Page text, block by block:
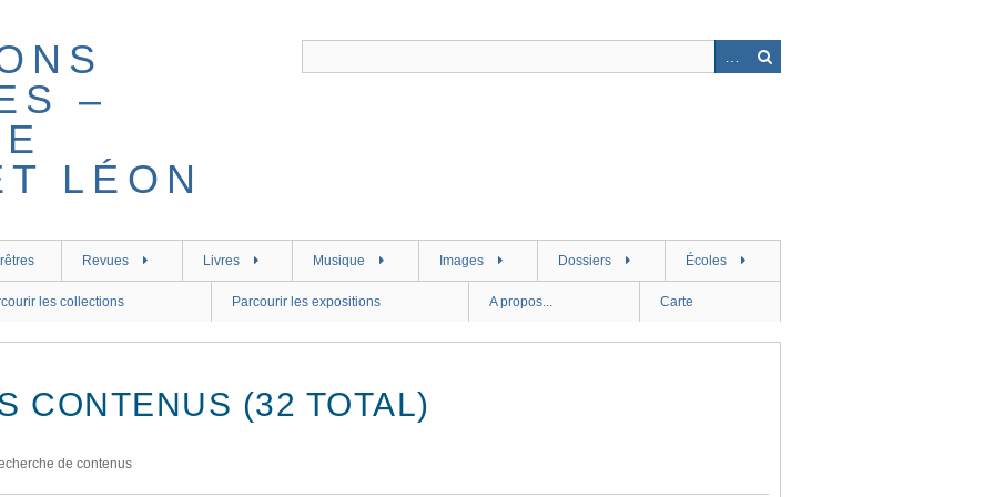
Revues Livres Musique Images Dossiers Écoles
les collections Parcourir les expositions A propos... Carte
CONTENUS (32 TOTAL)
de contenus